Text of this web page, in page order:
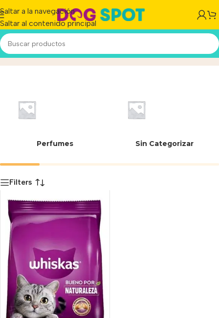
Saltar a la navegación
Saltar al contenido principal
07797453973151Inicio/Producto
Perfumes Sin Categorizar
Filters